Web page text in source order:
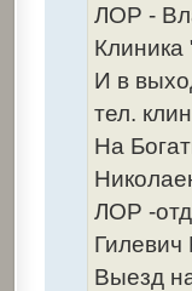
ЛОР -
И в
тел.
На
ЛОР -
Выезд